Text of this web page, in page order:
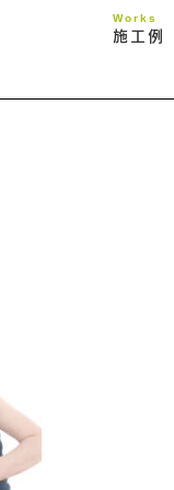
Works
施工例